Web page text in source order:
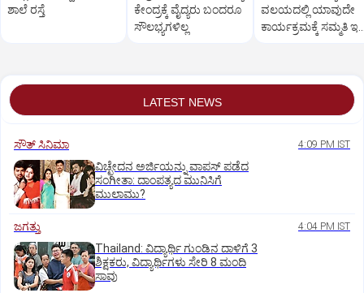
ಶಾಲೆ ರಸ್ತೆ
ಕೇಂದ್ರಕ್ಕೆ ವೈದ್ಯರು ಬಂದರೂ
ಸೌಲಭ್ಯಗಳಿಲ್ಲ
ವಲಯದಲ್ಲಿ ಯಾವುದೇ
ಕಾರ್ಯಕ್ರಮಕ್ಕೆ ಸಮ್ಮತಿ
LATEST NEWS
ಸೌತ್‌ ಸಿನಿಮಾ 4:09 PM IST
ವಿಚ್ಛೇದನ ಅರ್ಜಿಯನ್ನು ವಾಪಸ್‌ ಪಡೆದ
ಸಂಗೀತಾ: ದಾಂಪತ್ಯದ ಮುನಿಸಿಗೆ
ಮುಲಾಮು?
ಜಗತ್ತು 4:04 PM IST
Thailand: ವಿದ್ಯಾರ್ಥಿ ಗುಂಡಿನ ದಾಳಿಗೆ 3
ಶಿಕ್ಷಕರು, ವಿದ್ಯಾರ್ಥಿಗಳು ಸೇರಿ 8 ಮಂದಿ
ಸಾವು